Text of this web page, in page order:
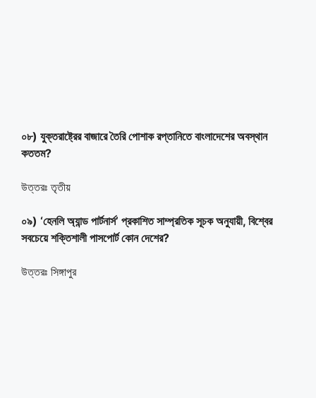
০৮) যুক্তরাষ্ট্রের বাজারে তৈরি পোশাক রপ্তানিতে বাংলাদেশের অবস্থান
কততম?
উত্তরঃ তৃতীয়
০৯) ‘হেনলি অ্যান্ড পার্টনার্স’ প্রকাশিত সাম্প্রতিক সূচক অনুযায়ী, বিশ্বের
সবচেয়ে শক্তিশালী পাসপোর্ট কোন দেশের?
উত্তরঃ সিঙ্গাপুর